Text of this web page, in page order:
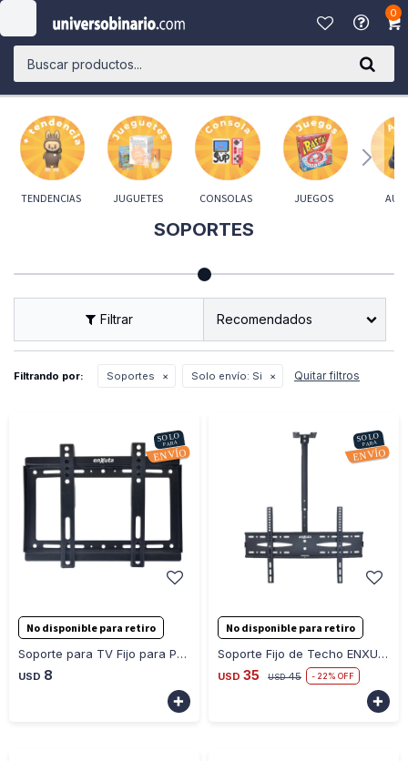
0
TENDENCIAS JUGUETES CONSOLAS JUEGOS
SOPORTES
Recomendados
Filtrando por: Soportes Solo envío: Si Quitar filtros
No disponible para retiro
Soporte para TV Fijo para Pared LED STENXF321443
USD 8

No disponible para retiro
Soporte Fijo de Techo ENXUTA Televisor LED STENXT324275
USD 35 USD 45 22
